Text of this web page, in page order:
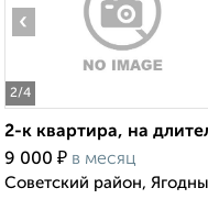
2/4
‹
2-к квартира, на
9 000 ₽ в месяц
Советский район,